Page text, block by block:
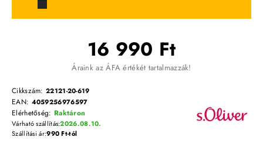
16 990 Ft
Áraink az ÁFA értékét tartalmazzák!
Cikkszám: 22121-20-619
EAN: 4059256976597
Elérhetőség: Raktáron
Várható szállítás:2026.08.10.
Szállítási ár:990 Ft-tól